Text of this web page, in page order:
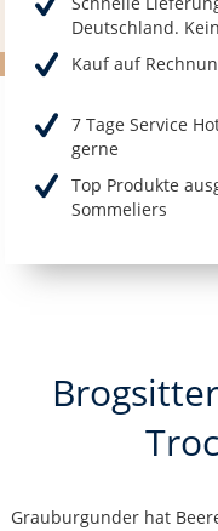
Deutschland.
Kauf auf
7 Tage Service
gerne
Top Produkte
Sommeliers
Grauburgunder hat